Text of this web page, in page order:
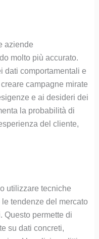
aziende
molto più accurato.
dati comportamentali e
campagne mirate
e ai desideri dei
la probabilità di
del cliente,
utilizzare tecniche
tendenze del mercato
Questo permette di
su dati concreti,